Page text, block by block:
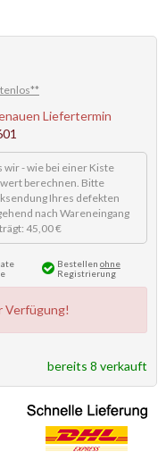
Liefertermin
wir - wie bei einer Kiste
berechnen. Bitte
Ihres defekten
nach Wareneingang
45,00 €
Bestellen ohne
Registrierung
Verfügung!
bereits 8 verkauft